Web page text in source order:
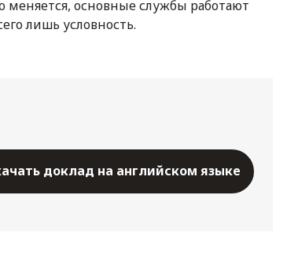
меняется, основные службы работают
лишь условность.
доклад на английском языке